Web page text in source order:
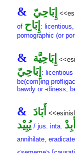
& إِبَاحِيّ
of إِبَاح :
pornographic (or
& إِبَاحِيَّة
إِبَاحِيّ : licentious
be(com)ing
bawdy or -diness;
& أَبَادَ
يُبِيْد / jus. inta. أَبِدْ
annihilate,